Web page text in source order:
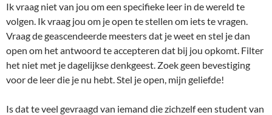
Ik vraag niet van jou om een specifieke leer in de wereld te
volgen. Ik vraag jou om je open te stellen om iets te vragen.
Vraag de geascendeerde meesters dat je weet en stel je dan
open om het antwoord te accepteren dat bij jou opkomt. Filter
het niet met je dagelijkse denkgeest. Zoek geen bevestiging
voor de leer die je nu hebt. Stel je open, mijn geliefde!
Is dat te veel gevraagd van iemand die zichzelf een student van